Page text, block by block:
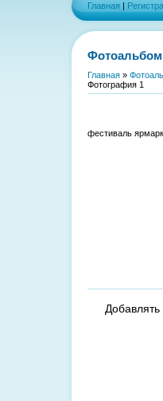
Главная |
Фотоальбом
Главная »
Фотография 1
фестиваль